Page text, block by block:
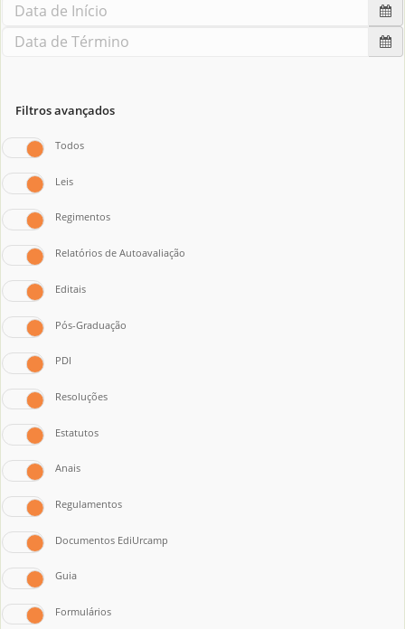
Filtros avançados
Todos
Leis
Regimentos
Relatórios de Autoavaliação
Editais
Pós-Graduação
PDI
Resoluções
Estatutos
Anais
Regulamentos
Documentos EdiUrcamp
Guia
Formulários